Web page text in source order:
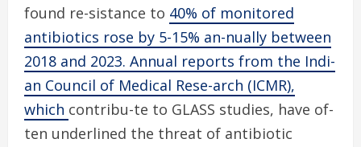
found re-sistance to 40% of monitored
antibiotics rose by 5-15% an-nually between
2018 and 2023. Annual reports from the Indi-
an Council of Medical Rese-arch (ICMR),
which contribu-te to GLASS studies, have of-
ten underlined the threat of antibiotic